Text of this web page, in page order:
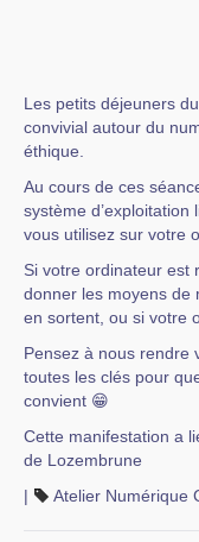
Les petits déjeuners
convivial autour du
éthique.
Au cours de ces
système
vous utilisez sur votre
Si votre ordinateur est
donner les moyens de
en sortent, ou si votre
Pensez à nous rendre
toutes les clés pour
convient 😁
Cette manifestation a
de Lozembrune
|
Atelier Numérique